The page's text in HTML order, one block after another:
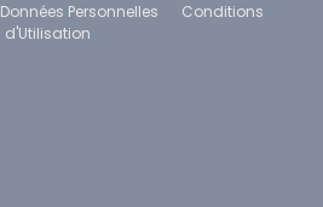
Données Personnelles
Conditions
d'Utilisation